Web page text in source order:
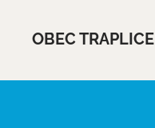
OBEC TRAPLICE